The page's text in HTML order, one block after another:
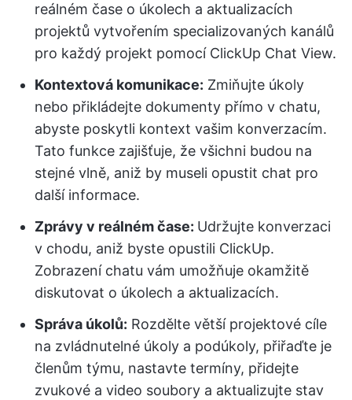
reálném čase o úkolech a aktualizacích
projektů vytvořením specializovaných kanálů
pro každý projekt pomocí ClickUp Chat View.
Kontextová komunikace: Zmiňujte úkoly
nebo přikládejte dokumenty přímo v chatu,
abyste poskytli kontext vašim konverzacím.
Tato funkce zajišťuje, že všichni budou na
stejné vlně, aniž by museli opustit chat pro
další informace.
Zprávy v reálném čase: Udržujte konverzaci
v chodu, aniž byste opustili ClickUp.
Zobrazení chatu vám umožňuje okamžitě
diskutovat o úkolech a aktualizacích.
Správa úkolů: Rozdělte větší projektové cíle
na zvládnutelné úkoly a podúkoly, přiřaďte je
členům týmu, nastavte termíny, přidejte
zvukové a video soubory a aktualizujte stav